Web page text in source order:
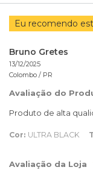
Eu recomendo
Bruno Gretes
13/12/2025
Colombo / PR
Avaliação do
Produto de alta
Cor: ULTRA BLACK
Avaliação da Loja